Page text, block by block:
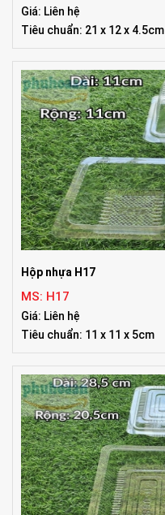
Giá: Liên hệ
Tiêu chuẩn: 21 x 12 x 4.5cm
Hộp nhựa H17
MS: H17
Giá: Liên hệ
Tiêu chuẩn: 11 x 11 x 5cm